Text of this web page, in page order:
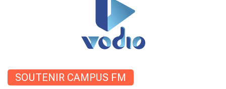
SOUTENIR CAMPUS FM